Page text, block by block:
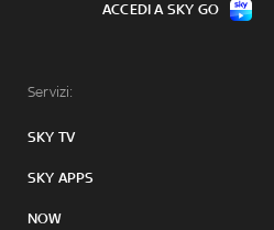
Servizi:
SKY TV
SKY APPS
NOW
ACCEDI A SKY GO